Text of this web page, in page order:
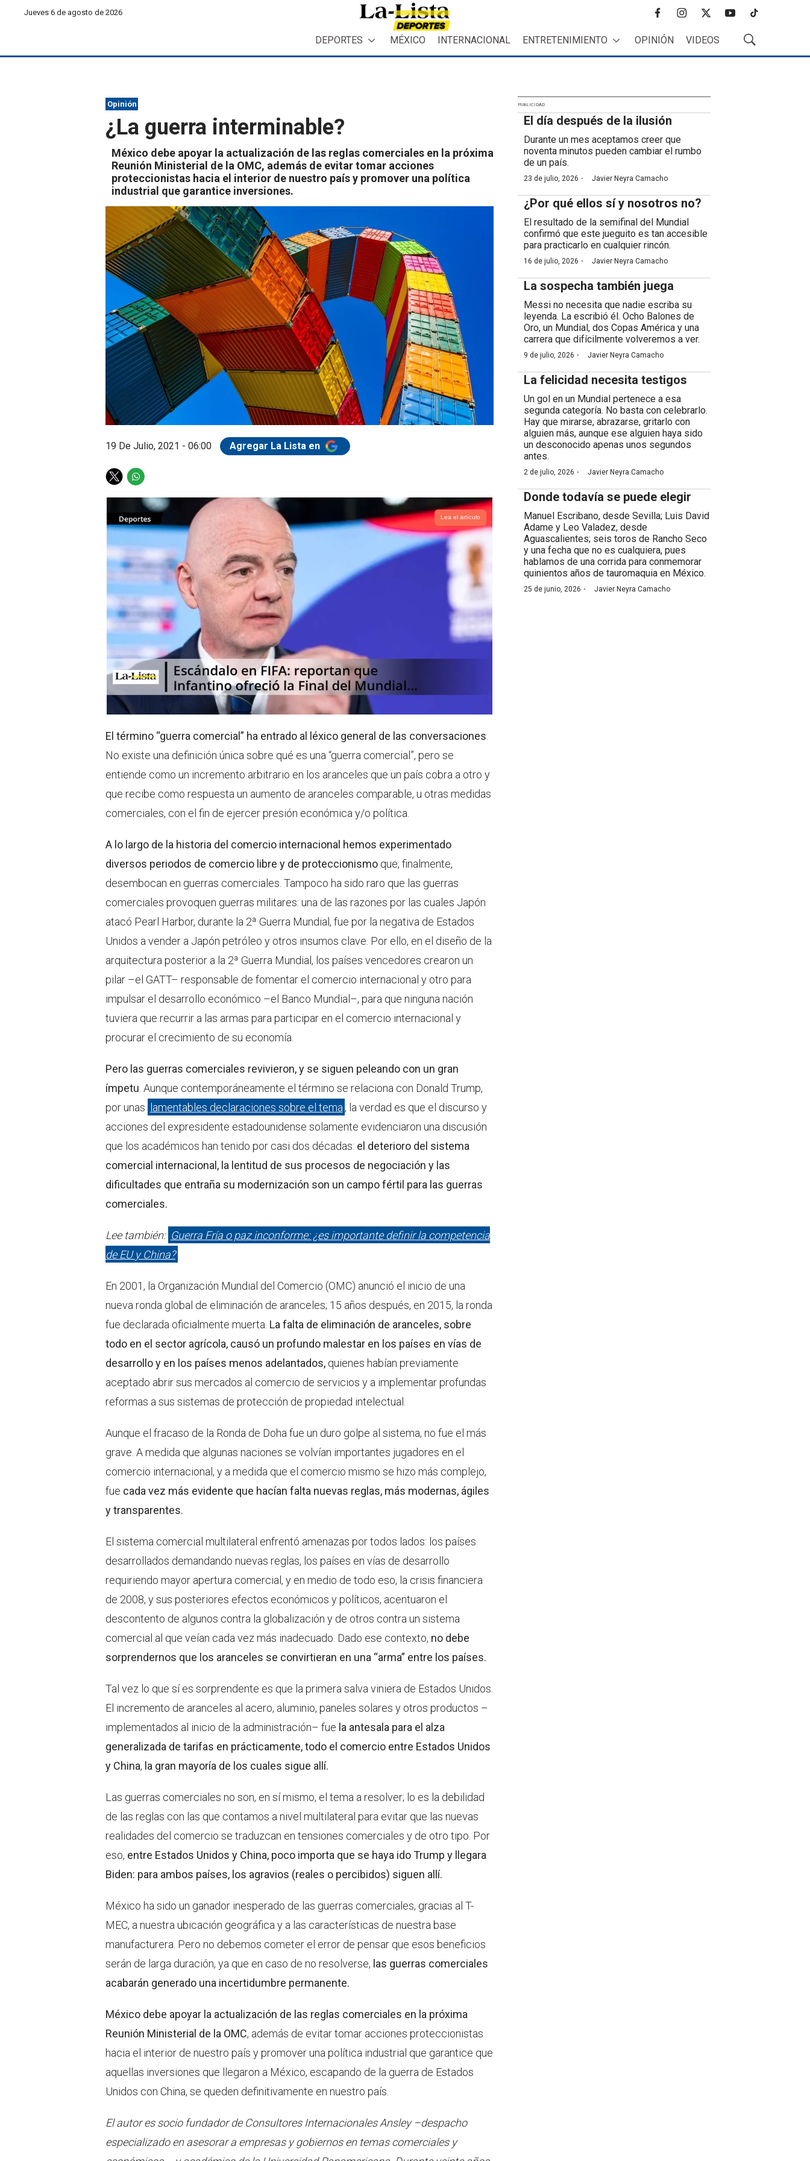
Jueves 6 de agosto de 2026
f
c
e
o
i
s
t
r
t
i
t
r
y
t
t
k
t
DEPORTES MÉXICO INTERNACIONAL ENTRETENIMIENTO OPINIÓN VIDEOS
M
o
Opinión
¿La guerra interminable?
México debe apoyar la actualización de las reglas comerciales en la próxima
Reunión Ministerial de la OMC, además de evitar tomar acciones
proteccionistas hacia el interior de nuestro país y promover una política
industrial que garantice inversiones.
19 De Julio, 2021 - 06:00 Agregar La Lista en
T
t
e
r
W
t
s
a
Lea el artículo
El término “guerra comercial” ha entrado al léxico general de las conversaciones
No existe una definición única sobre qué es una “guerra comercial”, pero se
entiende como un incremento arbitrario en los aranceles que un país cobra a otro y
que recibe como respuesta un aumento de aranceles comparable, u otras medidas
comerciales, con el fin de ejercer presión económica y/o política.
A lo largo de la historia del comercio internacional hemos experimentado
diversos periodos de comercio libre y de proteccionismo que, finalmente,
desembocan en guerras comerciales. Tampoco ha sido raro que las guerras
comerciales provoquen guerras militares: una de las razones por las cuales Japón
atacó Pearl Harbor, durante la 2ª Guerra Mundial, fue por la negativa de Estados
Unidos a vender a Japón petróleo y otros insumos clave. Por ello, en el diseño de la
arquitectura posterior a la 2ª Guerra Mundial, los países vencedores crearon un
pilar –el GATT– responsable de fomentar el comercio internacional y otro para
impulsar el desarrollo económico –el Banco Mundial–, para que ninguna nación
tuviera que recurrir a las armas para participar en el comercio internacional y
procurar el crecimiento de su economía.
Pero las guerras comerciales revivieron, y se siguen peleando con un gran
ímpetu . Aunque contemporáneamente el término se relaciona con Donald Trump,
por unas lamentables declaraciones sobre el tema, la verdad es que el discurso y
acciones del expresidente estadounidense solamente evidenciaron una discusión
que los académicos han tenido por casi dos décadas: el deterioro del sistema
comercial internacional, la lentitud de sus procesos de negociación y las
dificultades que entraña su modernización son un campo fértil para las guerras
comerciales.
Lee también: Guerra Fría o paz inconforme: ¿es importante definir la competencia
de EU y China?
En 2001, la Organización Mundial del Comercio (OMC) anunció el inicio de una
nueva ronda global de eliminación de aranceles; 15 años después, en 2015, la ronda
fue declarada oficialmente muerta. La falta de eliminación de aranceles, sobre
todo en el sector agrícola, causó un profundo malestar en los países en vías de
desarrollo y en los países menos adelantados, quienes habían previamente
aceptado abrir sus mercados al comercio de servicios y a implementar profundas
reformas a sus sistemas de protección de propiedad intelectual.
Aunque el fracaso de la Ronda de Doha fue un duro golpe al sistema, no fue el más
grave. A medida que algunas naciones se volvían importantes jugadores en el
comercio internacional, y a medida que el comercio mismo se hizo más complejo,
fue cada vez más evidente que hacían falta nuevas reglas, más modernas, ágiles
y transparentes.
El sistema comercial multilateral enfrentó amenazas por todos lados: los países
desarrollados demandando nuevas reglas, los países en vías de desarrollo
requiriendo mayor apertura comercial, y en medio de todo eso, la crisis financiera
de 2008, y sus posteriores efectos económicos y políticos, acentuaron el
descontento de algunos contra la globalización y de otros contra un sistema
comercial al que veían cada vez más inadecuado. Dado ese contexto, no debe
sorprendernos que los aranceles se convirtieran en una “arma” entre los países.
Tal vez lo que sí es sorprendente es que la primera salva viniera de Estados Unidos.
El incremento de aranceles al acero, aluminio, paneles solares y otros productos –
implementados al inicio de la administración– fue la antesala para el alza
generalizada de tarifas en prácticamente, todo el comercio entre Estados Unidos
y China, la gran mayoría de los cuales sigue allí.
Las guerras comerciales no son, en sí mismo, el tema a resolver; lo es la debilidad
de las reglas con las que contamos a nivel multilateral para evitar que las nuevas
realidades del comercio se traduzcan en tensiones comerciales y de otro tipo. Por
eso, entre Estados Unidos y China, poco importa que se haya ido Trump y llegara
Biden: para ambos países, los agravios (reales o percibidos) siguen allí.
México ha sido un ganador inesperado de las guerras comerciales, gracias al T-
MEC, a nuestra ubicación geográfica y a las características de nuestra base
manufacturera. Pero no debemos cometer el error de pensar que esos beneficios
serán de larga duración, ya que en caso de no resolverse, las guerras comerciales
acabarán generado una incertidumbre permanente.
México debe apoyar la actualización de las reglas comerciales en la próxima
Reunión Ministerial de la OMC, además de evitar tomar acciones proteccionistas
hacia el interior de nuestro país y promover una política industrial que garantice que
aquellas inversiones que llegaron a México, escapando de la guerra de Estados
Unidos con China, se queden definitivamente en nuestro país.
El autor es socio fundador de Consultores Internacionales Ansley –despacho
especializado en asesorar a empresas y gobiernos en temas comerciales y
PUBLICIDAD
El día después de la ilusión
Durante un mes aceptamos creer que
noventa minutos pueden cambiar el rumbo
de un país.
23 de julio, 2026 · Javier Neyra Camacho
¿Por qué ellos sí y nosotros no?
El resultado de la semifinal del Mundial
confirmó que este jueguito es tan accesible
para practicarlo en cualquier rincón.
16 de julio, 2026 · Javier Neyra Camacho
La sospecha también juega
Messi no necesita que nadie escriba su
leyenda. La escribió él. Ocho Balones de
Oro, un Mundial, dos Copas América y una
carrera que difícilmente volveremos a ver.
9 de julio, 2026 · Javier Neyra Camacho
La felicidad necesita testigos
Un gol en un Mundial pertenece a esa
segunda categoría. No basta con celebrarlo.
Hay que mirarse, abrazarse, gritarlo con
alguien más, aunque ese alguien haya sido
un desconocido apenas unos segundos
antes.
2 de julio, 2026 · Javier Neyra Camacho
Donde todavía se puede elegir
Manuel Escribano, desde Sevilla; Luis David
Adame y Leo Valadez, desde
Aguascalientes; seis toros de Rancho Seco
y una fecha que no es cualquiera, pues
hablamos de una corrida para conmemorar
quinientos años de tauromaquia en México.
25 de junio, 2026 · Javier Neyra Camacho